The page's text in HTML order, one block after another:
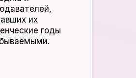
их
годы